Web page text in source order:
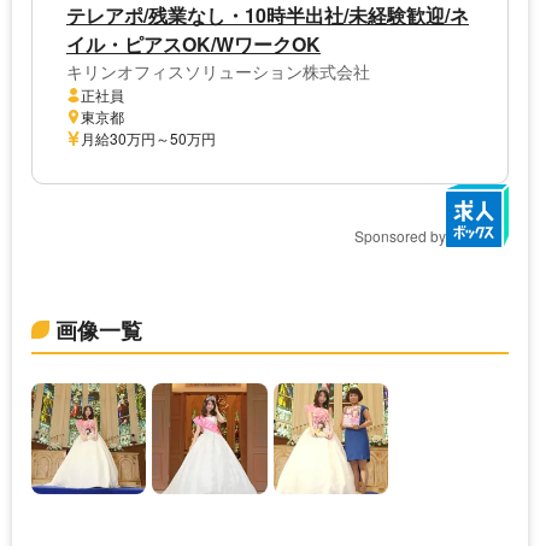
テレアポ/残業なし・10時半出社/未経験歓迎/ネ
イル・ピアスOK/WワークOK
キリンオフィスソリューション株式会社
正社員
東京都
月給30万円～50万円
Sponsored by
画像一覧